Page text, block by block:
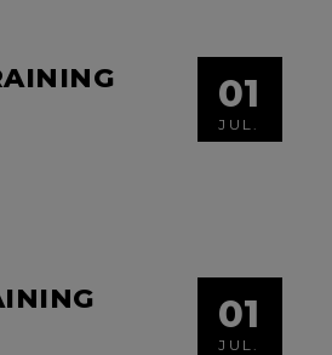
01
JUL.
01
JUL.